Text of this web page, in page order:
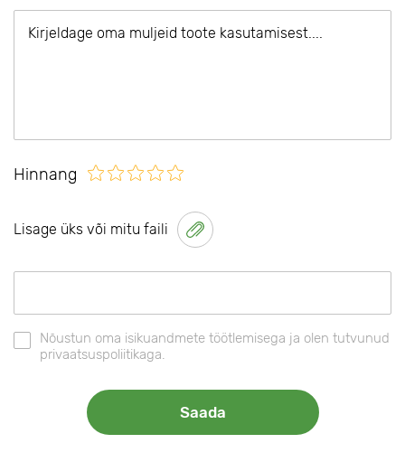
Hinnang
Lisage üks või mitu faili
Nõustun oma isikuandmete töötlemisega ja olen tutvunud
privaatsuspoliitikaga.